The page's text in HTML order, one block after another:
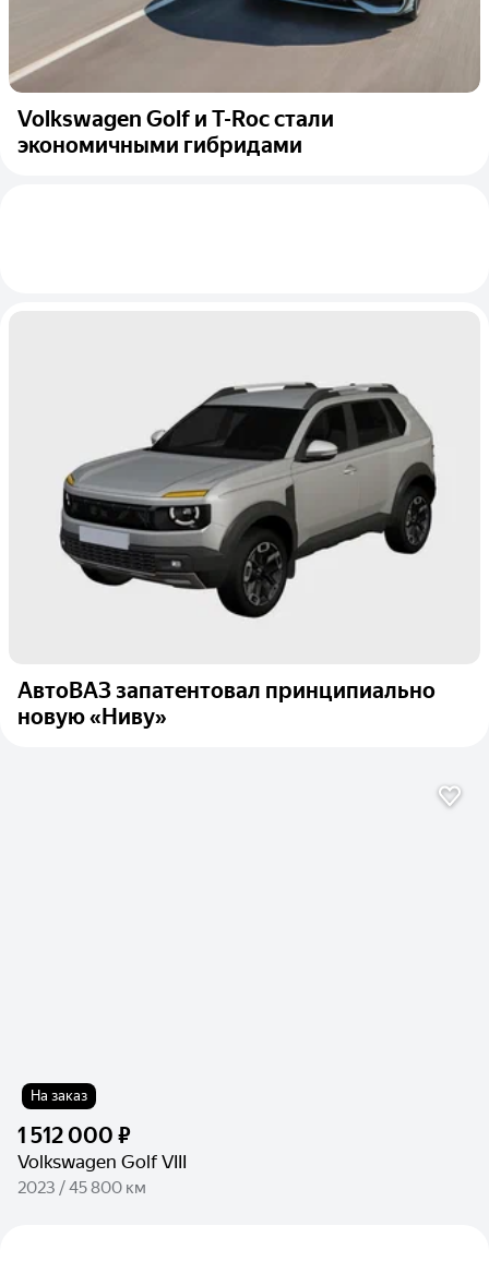
Volkswagen Golf и T-Roc стали
экономичными гибридами
АвтоВАЗ запатентовал принципиально
новую «Ниву»
На заказ
1 512 000 ₽
Volkswagen Golf VIII
2023 / 45 800 км